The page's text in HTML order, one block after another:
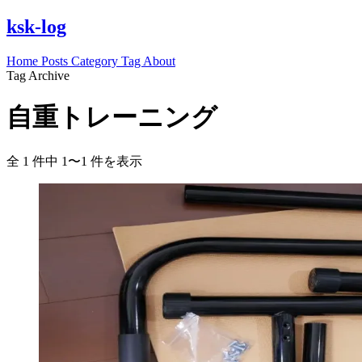
ksk-log
Home Posts Category Tag About
Tag Archive
自重トレーニング
全 1 件中 1〜1 件を表示